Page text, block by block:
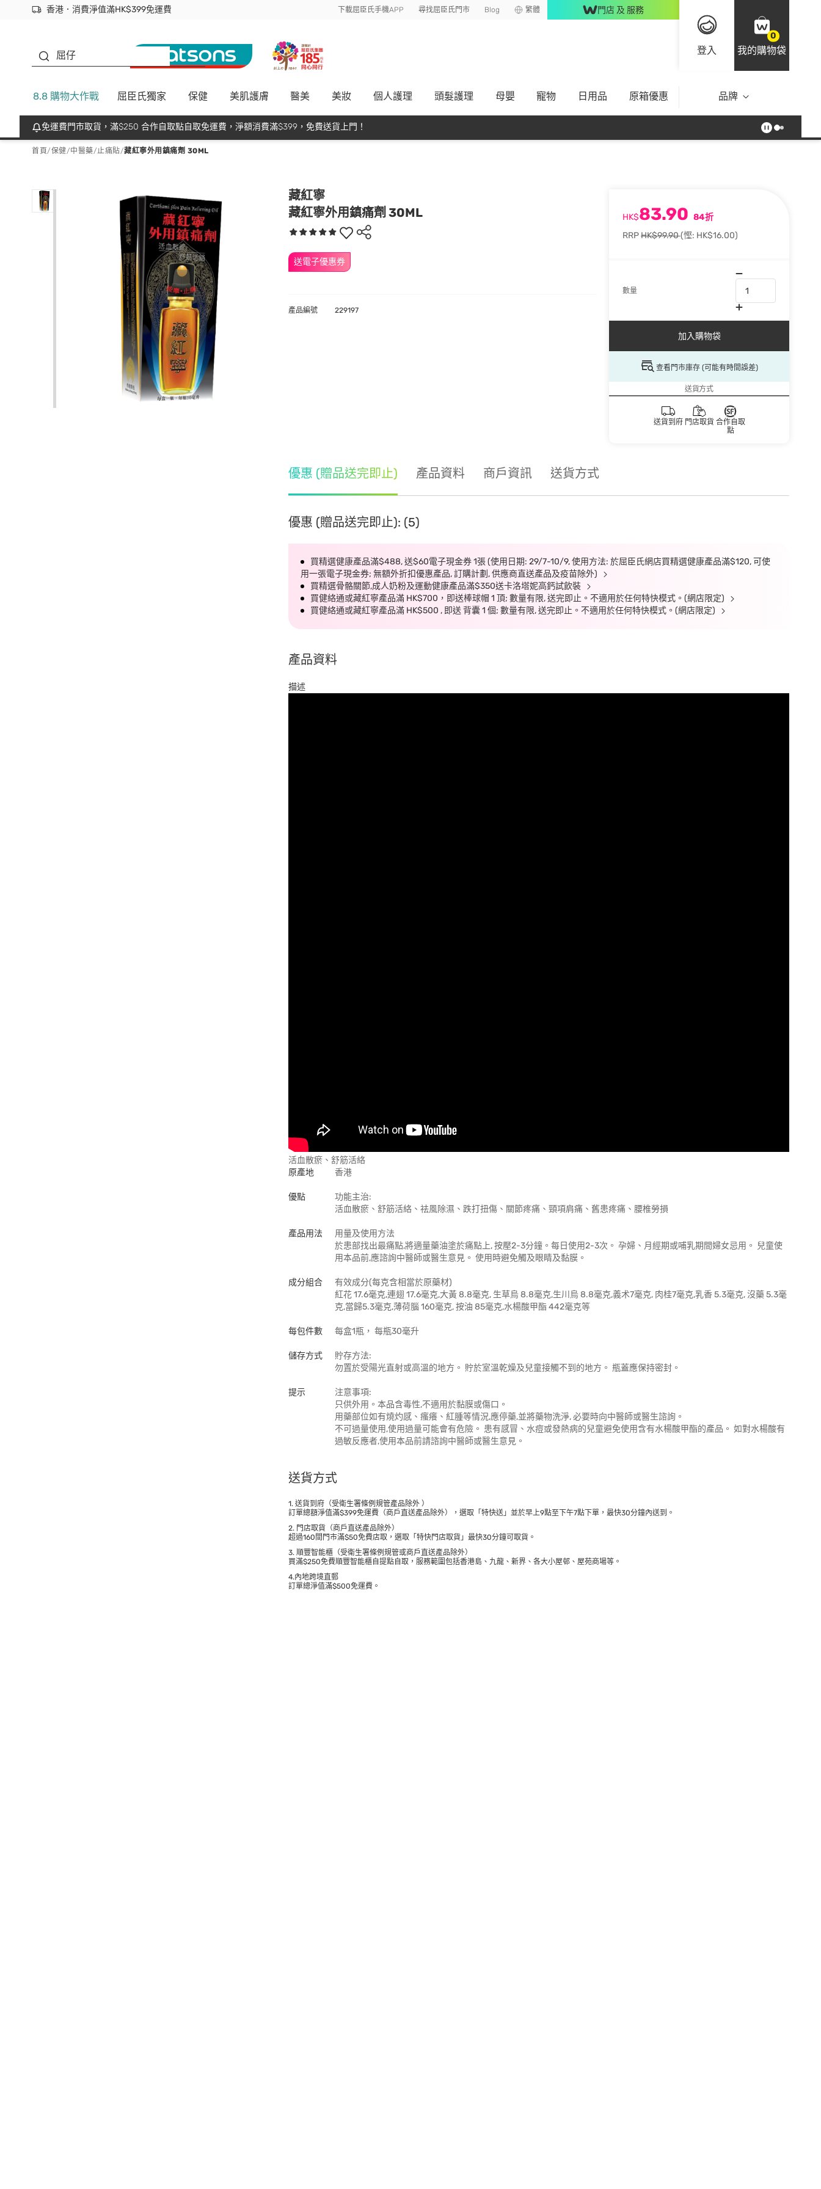
香港．消費淨值滿HK$399免運費
立即成為易賞錢會員盡享獨家優惠
首次APP下單買滿$450 輸入 NEWAPP 即減$50 下載屈臣氏手機APP 尋找屈臣氏門市 Blog 繁體 門店 及 服務
登入
0
我的購物袋
屈仔
8.8 購物大作戰 屈臣氏獨家 保健 美肌護膚 醫美 美妝 個人護理 頭髮護理 母嬰 寵物 日用品 原箱優惠 品牌
免運費門市取貨，滿$250 合作自取點自取免運費，淨額消費滿$399，免費送貨上門！
首頁/保健/中醫藥/止痛貼/藏紅寧外用鎮痛劑 30ML
藏紅寧
藏紅寧外用鎮痛劑 30ML
送電子優惠券
HK$83.90 84折
RRPHK$99.90(慳: HK$16.00)
數量
加入購物袋
查看門市庫存 (可能有時間誤差)
送貨方式
送貨到府 門店取貨 合作自取
點
產品編號 229197
優惠 (贈品送完即止) 產品資料 商戶資訊 送貨方式
優惠 (贈品送完即止): (5)
買精選健康產品滿$488, 送$60電子現金券 1張 (使用日期: 29/7-10/9, 使用方法: 於屈臣氏網店買精選健康產品滿$120, 可使
用一張電子現金券; 無額外折扣優惠產品, 訂購計劃, 供應商直送產品及疫苗除外)
買精選骨骼關節,成人奶粉及運動健康產品滿$350送卡洛塔妮高鈣試飲裝
買健絡通或藏紅寧產品滿 HK$700，即送棒球帽 1 頂; 數量有限, 送完即止。不適用於任何特快模式。(網店限定)
買健絡通或藏紅寧產品滿 HK$500 , 即送 背囊 1 個; 數量有限, 送完即止。不適用於任何特快模式。(網店限定)
產品資料
描述
活血散瘀、舒筋活絡
原產地
香港
優點
功能主治:
活血散瘀、舒筋活絡、祛風除濕、跌打扭傷、關節疼痛、頸項肩痛、舊患疼痛、腰椎勞損
產品用法
用量及使用方法
於患部找出最痛點,將適量藥油塗於痛點上, 按壓2-3分鐘。每日使用2-3次。 孕婦、月經期或哺乳期間婦女忌用。 兒童使
用本品前,應諮詢中醫師或醫生意見。 使用時避免觸及眼睛及黏膜。
成分組合
有效成分(每克含相當於原藥材)
紅花 17.6毫克,連翅 17.6毫克,大黃 8.8毫克, 生草烏 8.8毫克,生川烏 8.8毫克,義术7毫克, 肉桂7毫克,乳香 5.3毫克, 沒藥 5.3毫
克,當歸5.3毫克,薄荷腦 160毫克, 按油 85毫克,水楊酸甲酯 442毫克等
每包件數 每盒1瓶， 每瓶30毫升
儲存方式
貯存方法:
勿置於受陽光直射或高溫的地方。 貯於室溫乾燥及兒童接觸不到的地方。 瓶蓋應保持密封。
提示
注意事項:
只供外用。本品含毒性,不適用於黏膜或傷口。
用藥部位如有燒灼感、瘙癢、紅腫等情況,應停藥,並將藥物洗淨, 必要時向中醫師或醫生諮詢。
不可過量使用,使用過量可能會有危險。 患有感冒、水痘或發熱病的兒童避免使用含有水楊酸甲酯的產品。 如對水楊酸有
過敏反應者,使用本品前請諮詢中醫師或醫生意見。
送貨方式
1. 送貨到府（受衛生署條例規管產品除外 ）
訂單總額淨值滿$399免運費（商戶直送產品除外），選取「特快送」並於早上9點至下午7點下單，最快30分鐘內送到​。
2. 門店取貨（商戶直送產品除外）
超過160間門市滿$50免費店取，選取「特快門店取貨」最快30分鐘可取貨。
3. 順豐智能櫃（受衛生署條例規管或商戶直送產品除外）
買滿$250免費順豐智能櫃自提點自取，服務範圍包括香港島、九龍、新界、各大小屋邨、屋苑商場等。
4.內地跨境直郵
訂單總淨值滿$500免運費。